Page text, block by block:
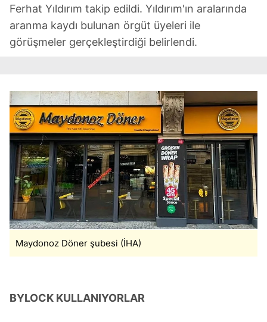
Ferhat Yıldırım takip edildi. Yıldırım'ın aralarında
aranma kaydı bulunan örgüt üyeleri ile
görüşmeler gerçekleştirdiği belirlendi.
Maydonoz Döner şubesi (İHA)
BYLOCK KULLANIYORLAR